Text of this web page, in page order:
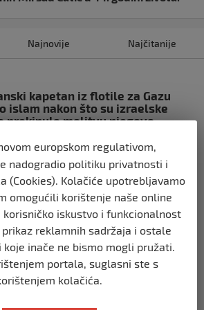
Najnovije Najčitanije
kapetan iz flotile za Gazu
islam nakon što su izraelske
prekinule molitvu njegove
mjeseci
probio izraelsku blokadu
u Gazu – kapetan iz Sarajeva
BiH
mjeseci
europskom regulativom,
nadogradio politiku privatnosti i
(Cookies). Kolačiće upotrebljavamo
omogućili korištenje naše online
iskustvo i funkcionalnost
reklamnih sadržaja i ostale
inače ne bismo mogli pružati.
portala, suglasni ste s
kolačića.